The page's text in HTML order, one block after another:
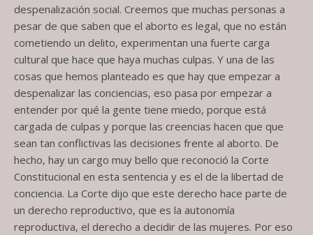
despenalización social. Creemos que muchas personas a
pesar de que saben que el aborto es legal, que no están
cometiendo un delito, experimentan una fuerte carga
cultural que hace que haya muchas culpas. Y una de las
cosas que hemos planteado es que hay que empezar a
despenalizar las conciencias, eso pasa por empezar a
entender por qué la gente tiene miedo, porque está
cargada de culpas y porque las creencias hacen que que
sean tan conflictivas las decisiones frente al aborto. De
hecho, hay un cargo muy bello que reconoció la Corte
Constitucional en esta sentencia y es el de la libertad de
conciencia. La Corte dijo que este derecho hace parte de
un derecho reproductivo, que es la autonomía
reproductiva, el derecho a decidir de las mujeres. Por eso